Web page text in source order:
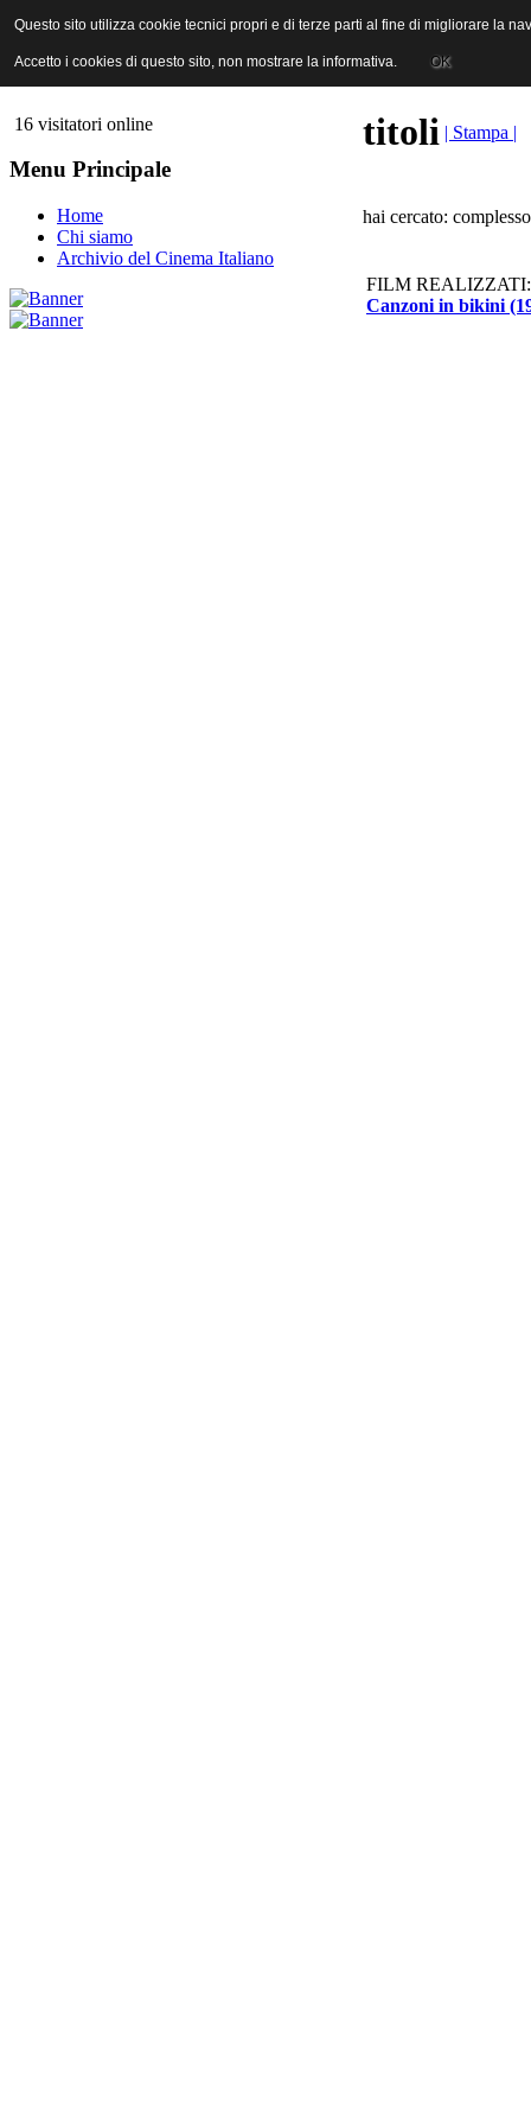
ANICA | Associazione Nazionale Industrie Cinematografiche
16 visitatori online
Menu Principale
Home
Chi siamo
Archivio del Cinema Italiano
titoli | Stampa |
hai cercato:
FILM REALIZZATI:
Canzoni in bikini
Questo sito utilizza cookie tecnici propri e di terze parti al fine di migliorare la
Accetto i cookies di questo sito, non mostrare la informativa. OK
Questo sito utilizza cookie tecnici propri e di terze parti al fine di migliorare la
Accetto i cookies di questo sito, non mostrare la informativa. OK